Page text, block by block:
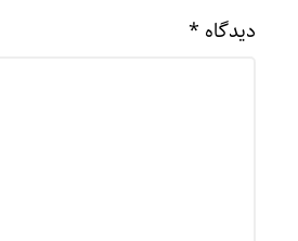
دیدگاه *